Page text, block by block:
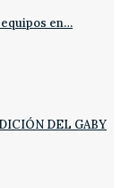
en…
DEL GABY